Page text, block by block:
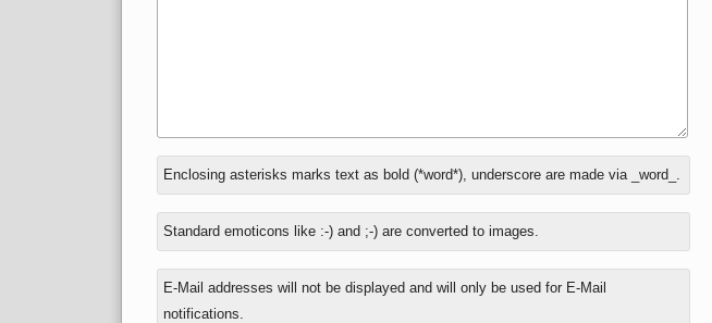
In
reply
to
Enclosing asterisks marks text as bold (*word*), underscore are made via _word_.
Standard emoticons like :-) and ;-) are converted to images.
E-Mail addresses will not be displayed and will only be used for E-Mail
notifications.